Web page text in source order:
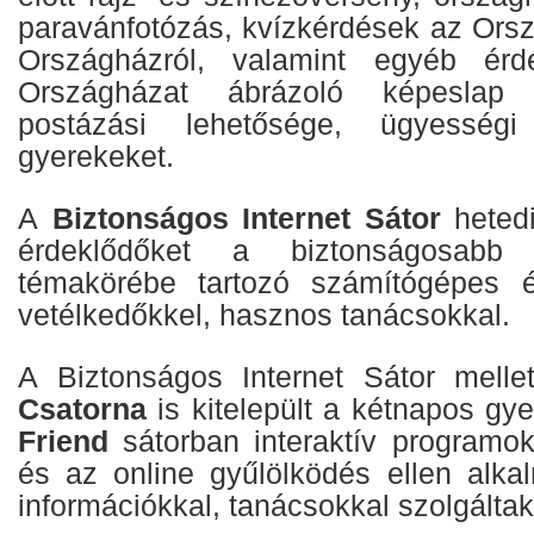
paravánfotózás, kvízkérdések az
Országházról, valamint egyéb
Országházat ábrázoló
postázási lehetősége,
gyerekeket.
A Biztonságos Internet Sátor
érdeklődőket a biztonságosabb
témakörébe tartozó számítógépes
vetélkedőkkel, hasznos tanácsokkal.
A Biztonságos Internet Sátor
Csatorna is kitelepült a kétnapos
Friend sátorban interaktív
és az online gyűlölködés ellen
információkkal, tanácsokkal